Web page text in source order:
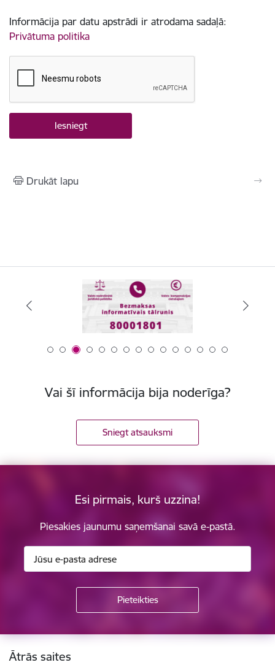
Informācija par datu apstrādi ir atrodama sadaļā:
Privātuma politika
Drukāt lapu
Vai šī informācija bija noderīga?
Sniegt atsauksmi
Esi pirmais, kurš uzzina!
Piesakies jaunumu saņemšanai savā e-pastā.
Kājene
Ātrās saites